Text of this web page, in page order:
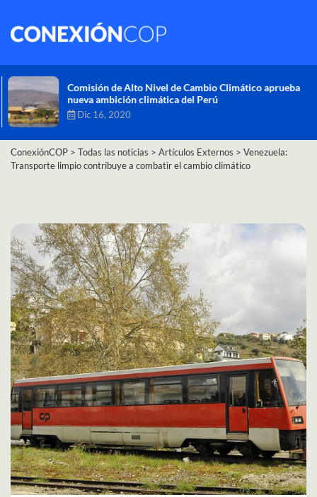
Comisión de Alto Nivel de Cambio Climático aprueba
nueva ambición climática del Perú
Dic 16, 2020
ConexiónCOP > Todas las noticias > Artículos Externos > Venezuela:
Transporte limpio contribuye a combatir el cambio climático